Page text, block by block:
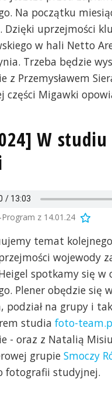
Na początku
Dzięki uprzejmości
w hali Netto
Trzeba będzie
z Przemysławem
części Migawki
W
Program z 14.01.24
temat
wojewody
spotkamy się w
Plener obędzie się
podział na grupy i
studia foto-
- oraz z Natalią
grupie Smoczy
fotografii studyjnej.